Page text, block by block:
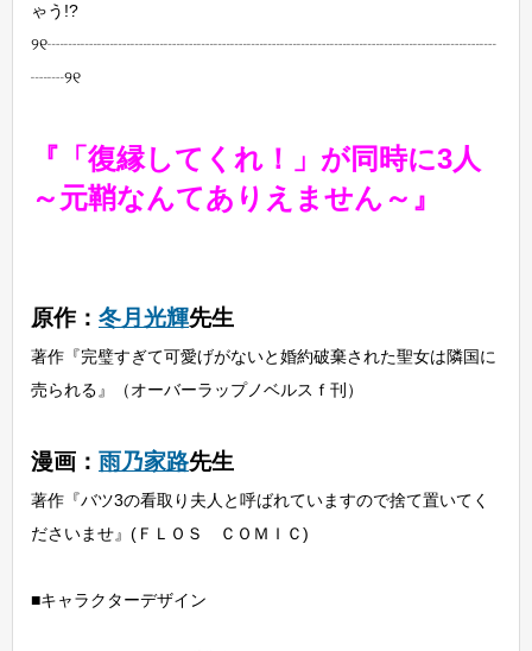
ゃう!?
୨୧┈┈┈┈┈┈┈┈┈┈┈┈┈┈┈┈┈┈┈┈┈┈┈┈┈┈┈
┈┈୨୧
『「復縁してくれ！」が同時に3人
～元鞘なんてありえません～』
原作： 冬月光輝先生
著作『完璧すぎて可愛げがないと婚約破棄された聖女は隣国に
売られる』（オーバーラップノベルスｆ刊）
漫画： 雨乃家路先生
著作『バツ3の看取り夫人と呼ばれていますので捨て置いてく
ださいませ』(ＦＬＯＳ ＣＯＭＩＣ)
■キャラクターデザイン